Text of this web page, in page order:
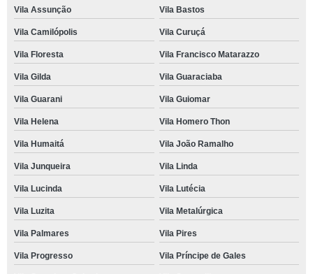
Vila Assunção Vila Bastos
Vila Camilópolis Vila Curuçá
Vila Floresta Vila Francisco Matarazzo
Vila Gilda Vila Guaraciaba
Vila Guarani Vila Guiomar
Vila Helena Vila Homero Thon
Vila Humaitá Vila João Ramalho
Vila Junqueira Vila Linda
Vila Lucinda Vila Lutécia
Vila Luzita Vila Metalúrgica
Vila Palmares Vila Pires
Vila Progresso Vila Príncipe de Gales